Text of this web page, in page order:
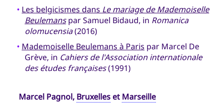
• Les belgicismes dans Le mariage de Mademoiselle
Beulemanspar Samuel Bidaud, in Romanica
olomucensia(2016)
• Mademoiselle Beulemans à Paris par Marcel De
Grève, in Cahiers de l'Association internationale
des études françaises(1991)
Marcel Pagnol, Bruxelleset Marseille